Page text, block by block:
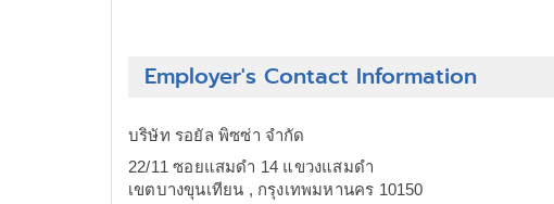
Employer's Contact Information
บริษัท รอยัล พิซซ่า จำกัด
22/11 ซอยแสมดำ 14 แขวงแสมดำ
เขตบางขุนเทียน , กรุงเทพมหานคร 10150